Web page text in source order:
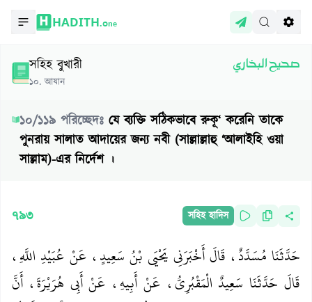
HADITH.One
সহিহ বুখারী
১০.আযান
صحيح البخاري
১০/১১৯ পরিচ্ছেদঃযে ব্যক্তি সঠিকভাবে রুকূ‘ করেনি তাকে
পুনরায় সালাত আদায়ের জন্য নবী (সাল্লাল্লাহু ‘আলাইহি ওয়া
সাল্লাম)-এর নির্দেশ ।
৭৯৩ সহিহ হাদিস
حَدَّثَنَا مُسَدَّدٌ، قَالَ أَخْبَرَنِي يَحْيَى بْنُ سَعِيدٍ، عَنْ عُبَيْدِ اللَّهِ،
قَالَ حَدَّثَنَا سَعِيدٌ الْمَقْبُرِيُّ، عَنْ أَبِيهِ، عَنْ أَبِي هُرَيْرَةَ، أَنَّ